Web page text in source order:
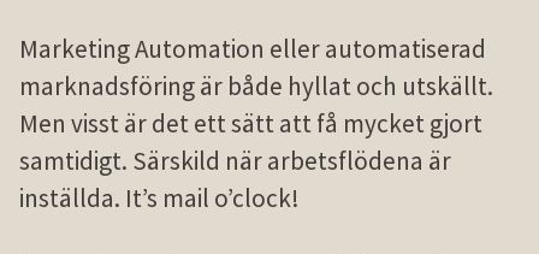
Marketing Automation eller automatiserad
marknadsföring är både hyllat och utskällt.
Men visst är det ett sätt att få mycket gjort
samtidigt. Särskild när arbetsflödena är
inställda. It’s mail o’clock!